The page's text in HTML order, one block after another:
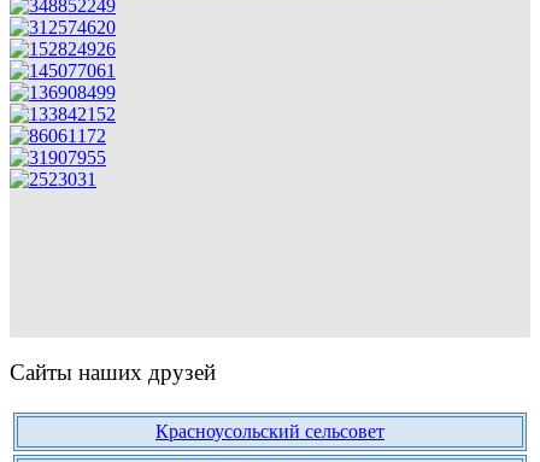
Сайты наших друзей
Красноусольский сельсовет